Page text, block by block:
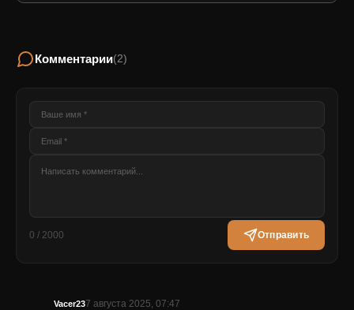
Комментарии(2)
0 / 2000 Отправить
Vacer237 августа 2025, 07:47